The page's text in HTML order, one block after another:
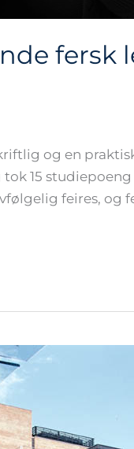
fersk
og en
15
feires, og